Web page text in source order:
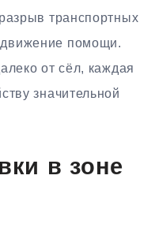
транспортных
помощи.
от сёл, каждая
значительной
в зоне